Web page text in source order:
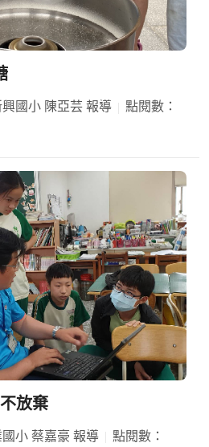
國小 陳亞芸 報導
點閱數：
放棄
小 蔡嘉豪 報導
點閱數：